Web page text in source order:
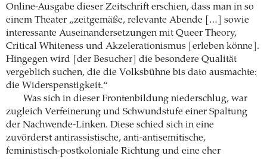
Online-Ausgabe dieser Zeitschrift erschien, dass man in so
einem Theater „zeitgemäße, relevante Abende […] sowie
interessante Auseinandersetzungen mit Queer Theory,
Critical Whiteness und Akzelerationismus [erleben könne].
Hingegen wird [der Besucher] die besondere Qualität
vergeblich suchen, die die Volksbühne bis dato ausmachte:
die Widerspenstigkeit.“
Was sich in dieser Frontenbildung niederschlug, war
zugleich Verfeinerung und Schwundstufe einer Spaltung
der Nachwende-Linken. Diese schied sich in eine
zuvörderst antirassistische, anti-antisemitische,
feministisch-postkoloniale Richtung und eine eher